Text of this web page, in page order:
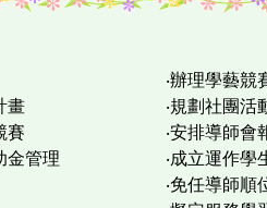
‧辦理學藝競
畫
‧規劃社團活
賽
‧安排導師會
金管理
‧成立運作學
‧免任導師順